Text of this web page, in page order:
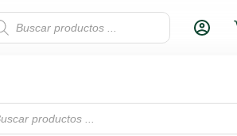
ETNICOS